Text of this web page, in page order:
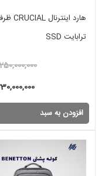
ترابایت SSD
250,000,000
230,000,000
افزودن به سبد